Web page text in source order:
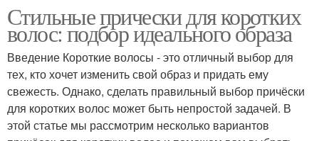
Стильные прически для коротких
волос: подбор идеального образа
Введение Короткие волосы - это отличный выбор для
тех, кто хочет изменить свой образ и придать ему
свежесть. Однако, сделать правильный выбор причёски
для коротких волос может быть непростой задачей. В
этой статье мы рассмотрим несколько вариантов